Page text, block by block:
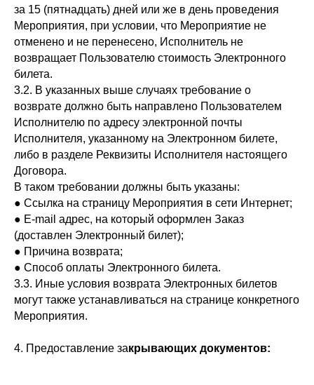
за 15 (пятнадцать) дней или же в день проведения
Мероприятия, при условии, что Мероприятие не
отменено и не перенесено, Исполнитель не
возвращает Пользователю стоимость Электронного
билета.
3.2. В указанных выше случаях требование о
возврате должно быть направлено Пользователем
Исполнителю по адресу электронной почты
Исполнителя, указанному на Электронном билете,
либо в разделе Реквизиты Исполнителя настоящего
Договора.
В таком требовании должны быть указаны:
● Ссылка на страницу Мероприятия в сети Интернет;
● E-mail адрес, на который оформлен Заказ
(доставлен Электронный билет);
● Причина возврата;
● Способ оплаты Электронного билета.
3.3. Иные условия возврата Электронных билетов
могут также устанавливаться на странице конкретного
Мероприятия.
4. Предоставление закрывающих документов: